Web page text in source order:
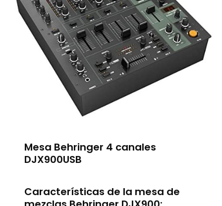
Mesa Behringer 4 canales
DJX900USB
Características de la mesa de